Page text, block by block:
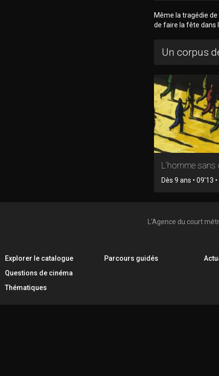
Même la tragédie
de faire la fête dans
Un corpus
L'homme sans
Dès 9 ans • 09'13
L'Agence du court
Explorer le catalogue
Questions de cinéma
Thématiques
Parcours guidés